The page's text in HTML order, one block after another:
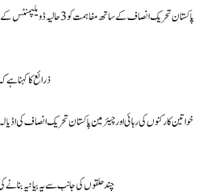
پاکستان تحریک انصاف
ذرائع کا کہنا
خواتین کارکنوں کی رہائی اور چیئرمین پاکستان تحریک انصاف کی
چند حلقوں کی جانب سے یہ بیانیہ